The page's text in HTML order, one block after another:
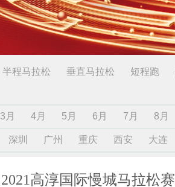
半程马拉松 垂直马拉松 短程跑
3月 4月 5月 6月 7月 8月
深圳 广州 重庆 西安 大连
2021高淳国际慢城马拉松赛